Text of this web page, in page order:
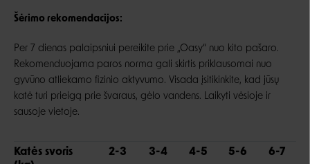
Šėrimo rekomendacijos:
Per 7 dienas palaipsniui pereikite prie „Oasy“ nuo kito pašaro.
Rekomenduojama paros norma gali skirtis priklausomai nuo
gyvūno atliekamo fizinio aktyvumo. Visada įsitikinkite, kad jūsų
katė turi prieigą prie švaraus, gėlo vandens. Laikyti vėsioje ir
sausoje vietoje.
Katės svoris
2-3 3-4 4-5 5-6 6-7